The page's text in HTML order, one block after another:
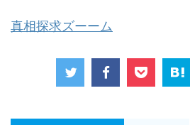
真相探求ズーーム